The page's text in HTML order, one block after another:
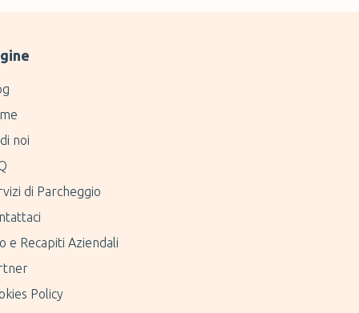
noi
di Parcheggio
e Recapiti Aziendali
Policy